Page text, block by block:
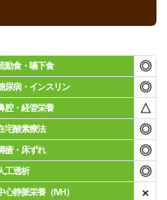
動食・嚥下食 ◎
尿病・インスリン ◎
腔・経管栄養 △
宅酸素療法 ◎
瘡・床ずれ ◎
工透析 ◎
心静脈栄養（IVH） ×